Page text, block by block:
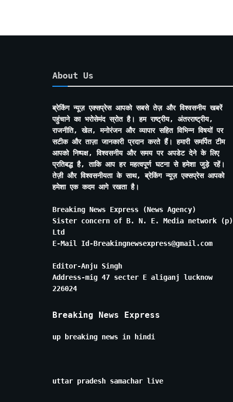
About Us
ब्रेकिंग न्यूज़ एक्सप्रेस आपको सबसे तेज़ और विश्वसनीय खबरें
पहुंचाने का भरोसेमंद स्रोत है। हम राष्ट्रीय, अंतरराष्ट्रीय,
राजनीति, खेल, मनोरंजन और व्यापार सहित विभिन्न विषयों पर
सटीक और ताज़ा जानकारी प्रदान करते हैं। हमारी समर्पित टीम
आपको निष्पक्ष, विश्वसनीय और समय पर अपडेट देने के लिए
प्रतिबद्ध है, ताकि आप हर महत्वपूर्ण घटना से हमेशा जुड़े रहें।
तेज़ी और विश्वसनीयता के साथ, ब्रेकिंग न्यूज़ एक्सप्रेस आपको
हमेशा एक कदम आगे रखता है।
Breaking News Express (News Agency)
Sister concern of B. N. E. Media network (p)
Ltd
E-Mail Id-Breakingnewsexpress@gmail.com
Editor-Anju Singh
Address-mig 47 secter E aliganj lucknow
226024
Breaking News Express
up breaking news in hindi
uttar pradesh samachar live